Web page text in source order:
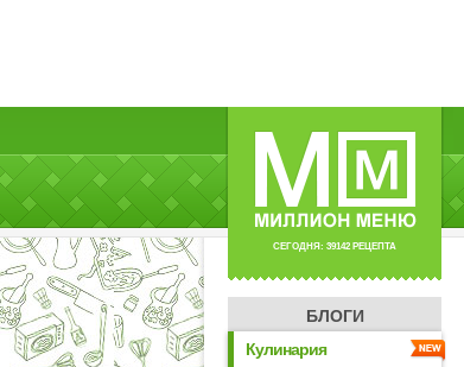
СЕГОДНЯ: 39142 РЕЦЕПТА
БЛОГИ
Кулинария